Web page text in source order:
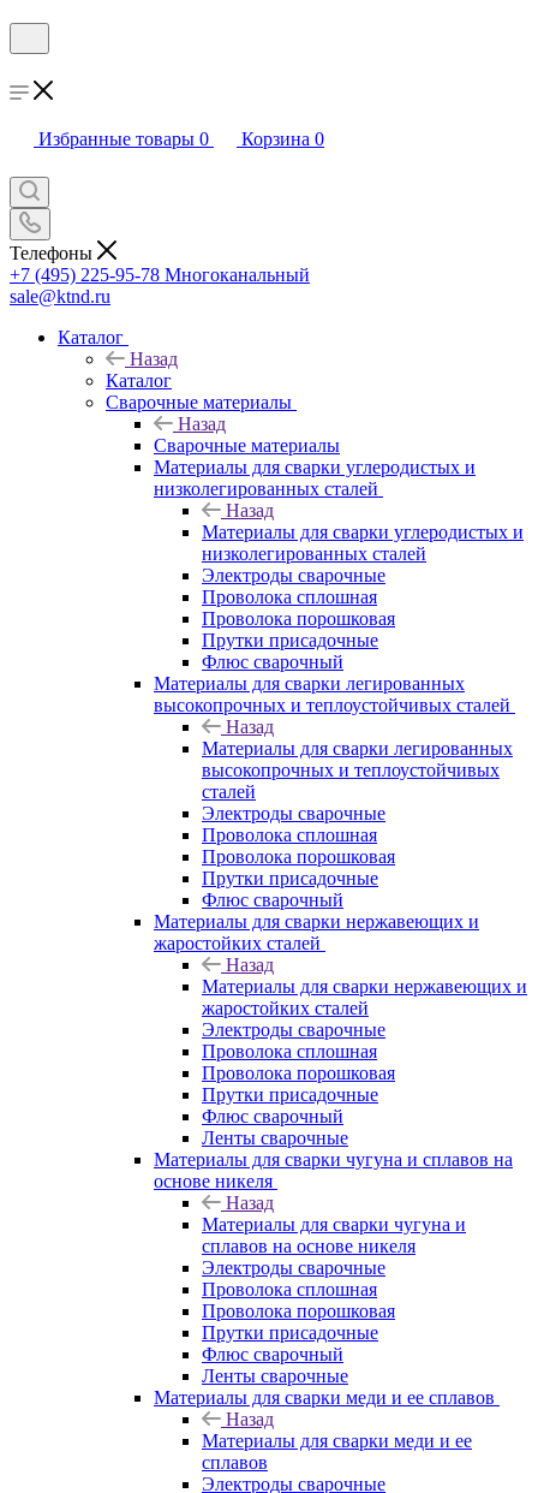
Избранные товары 0 Корзина 0
Телефоны
+7 (495) 225-95-78 Многоканальный
sale@ktnd.ru
Каталог
Назад
Каталог
Сварочные материалы
Назад
Сварочные материалы
Материалы для сварки углеродистых и
низколегированных сталей
Назад
Материалы для сварки углеродистых и
низколегированных сталей
Электроды сварочные
Проволока сплошная
Проволока порошковая
Прутки присадочные
Флюс сварочный
Материалы для сварки легированных
высокопрочных и теплоустойчивых сталей
Назад
Материалы для сварки легированных
высокопрочных и теплоустойчивых
сталей
Электроды сварочные
Проволока сплошная
Проволока порошковая
Прутки присадочные
Флюс сварочный
Материалы для сварки нержавеющих и
жаростойких сталей
Назад
Материалы для сварки нержавеющих и
жаростойких сталей
Электроды сварочные
Проволока сплошная
Проволока порошковая
Прутки присадочные
Флюс сварочный
Ленты сварочные
Материалы для сварки чугуна и сплавов на
основе никеля
Назад
Материалы для сварки чугуна и
сплавов на основе никеля
Электроды сварочные
Проволока сплошная
Проволока порошковая
Прутки присадочные
Флюс сварочный
Ленты сварочные
Материалы для сварки меди и ее сплавов
Назад
Материалы для сварки меди и ее
сплавов
Электроды сварочные